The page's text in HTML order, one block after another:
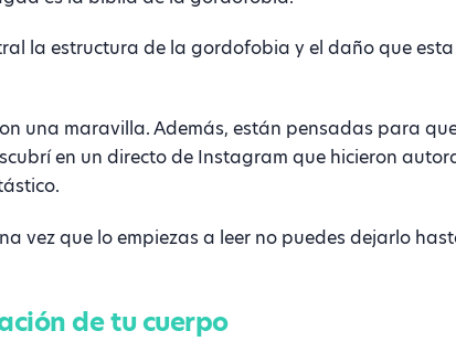
la estructura de la gordofobia y el daño que esta
una maravilla. Además, están pensadas para
en un directo de Instagram que hicieron
vez que lo empiezas a leer no puedes dejarlo
de tu cuerpo